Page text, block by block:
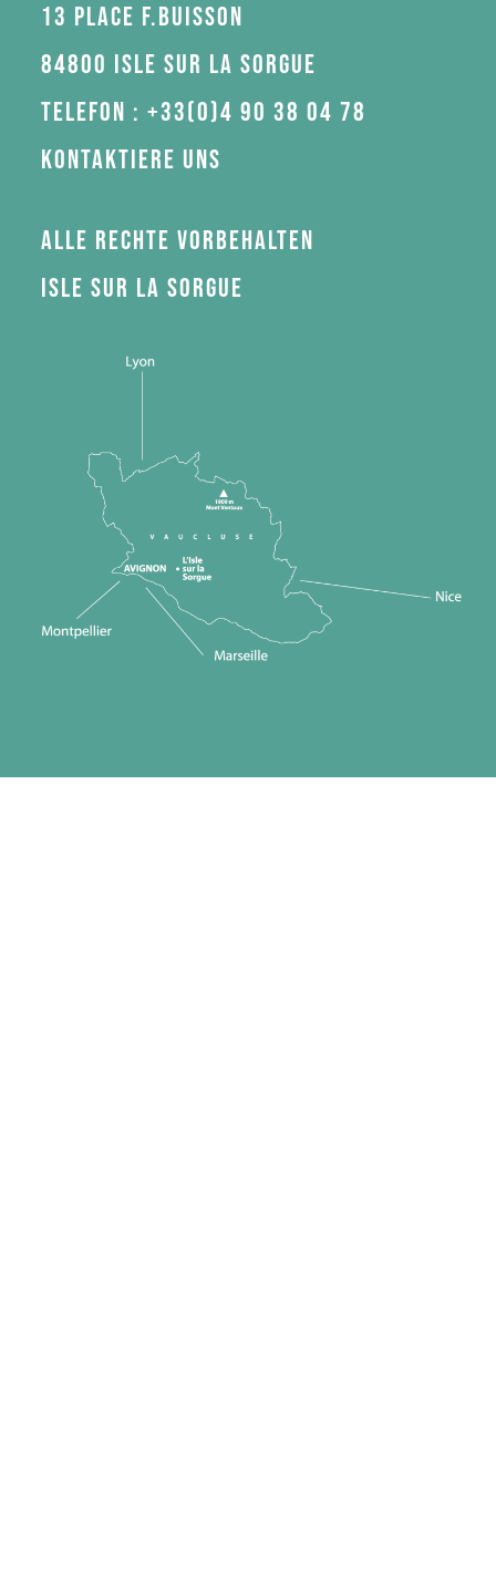
13 Place F.Buisson
84800 Isle sur la Sorgue
Telefon : +33(0)4 90 38 04 78
Kontaktiere uns
Alle Rechte vorbehalten
Isle sur la Sorgue